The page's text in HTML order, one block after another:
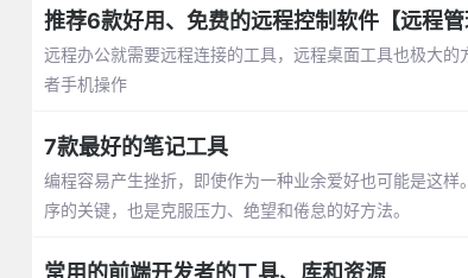
推荐6款好用、免费的远程控制软件【远程管
远程办公就需要远程连接的工具，远程桌面工具也极大
者手机操作
7款最好的笔记工具
编程容易产生挫折，即使作为一种业余爱好也可能是这
序的关键，也是克服压力、绝望和倦怠的好方法。
常用的前端开发者的工具、库和资源